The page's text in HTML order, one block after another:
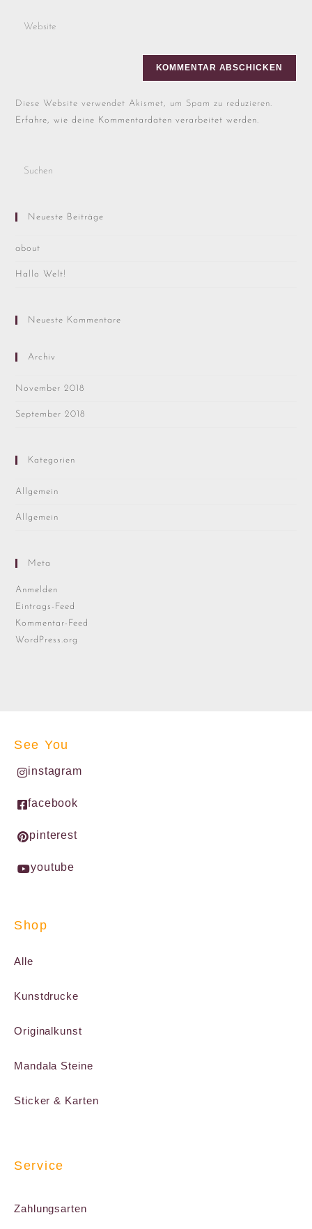
Diese Website verwendet Akismet, um Spam zu reduzieren.
Erfahre, wie deine Kommentardaten verarbeitet werden.
Neueste Beiträge
about
Hallo Welt!
Neueste Kommentare
Archiv
November 2018
September 2018
Kategorien
Allgemein
Allgemein
Meta
Anmelden
Eintrags-Feed
Kommentar-Feed
WordPress.org
See You
instagram
facebook
pinterest
youtube
Shop
Alle
Kunstdrucke
Originalkunst
Mandala Steine
Sticker & Karten
Service
Zahlungsarten